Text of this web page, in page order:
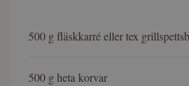
500 g fläskkarré eller tex
500 g heta korvar